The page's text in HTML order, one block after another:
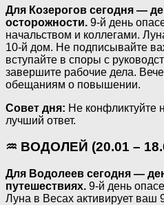
Для Козерогов сегодня —
осторожности. 9-й день
начальством и коллегами.
10-й дом. Не подписывайте
вступайте в споры с
завершите рабочие дела.
обещаниям о повышении.
Совет дня: Не конфликтуйте
лучший ответ.
♒ ВОДОЛЕЙ (20.01 –
Для Водолеев сегодня —
путешествиях. 9-й день
Луна в Весах активирует ваш